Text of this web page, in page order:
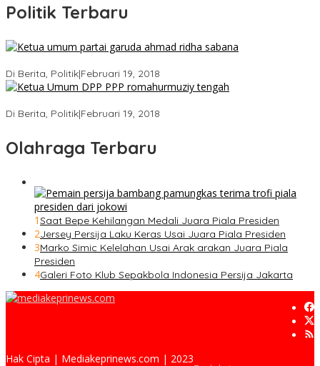
Politik Terbaru
Di Berita, Politik|Februari 19, 2018
Di Berita, Politik|Februari 19, 2018
Olahraga Terbaru
1Saat Bepe Kehilangan Medali Juara Piala Presiden
2Jersey Persija Laku Keras Usai Juara Piala Presiden
3Marko Simic Kelelahan Usai Arak arakan Juara Piala
Presiden
4Galeri Foto Klub Sepakbola Indonesia Persija Jakarta
Hak Cipta | Mediakeprinews.com | 2023